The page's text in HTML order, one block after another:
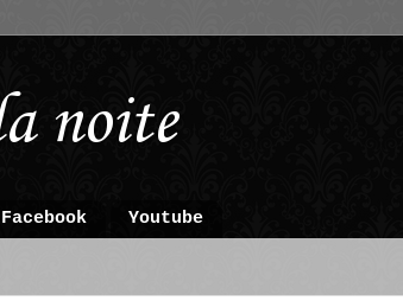
noite
Facebook Youtube